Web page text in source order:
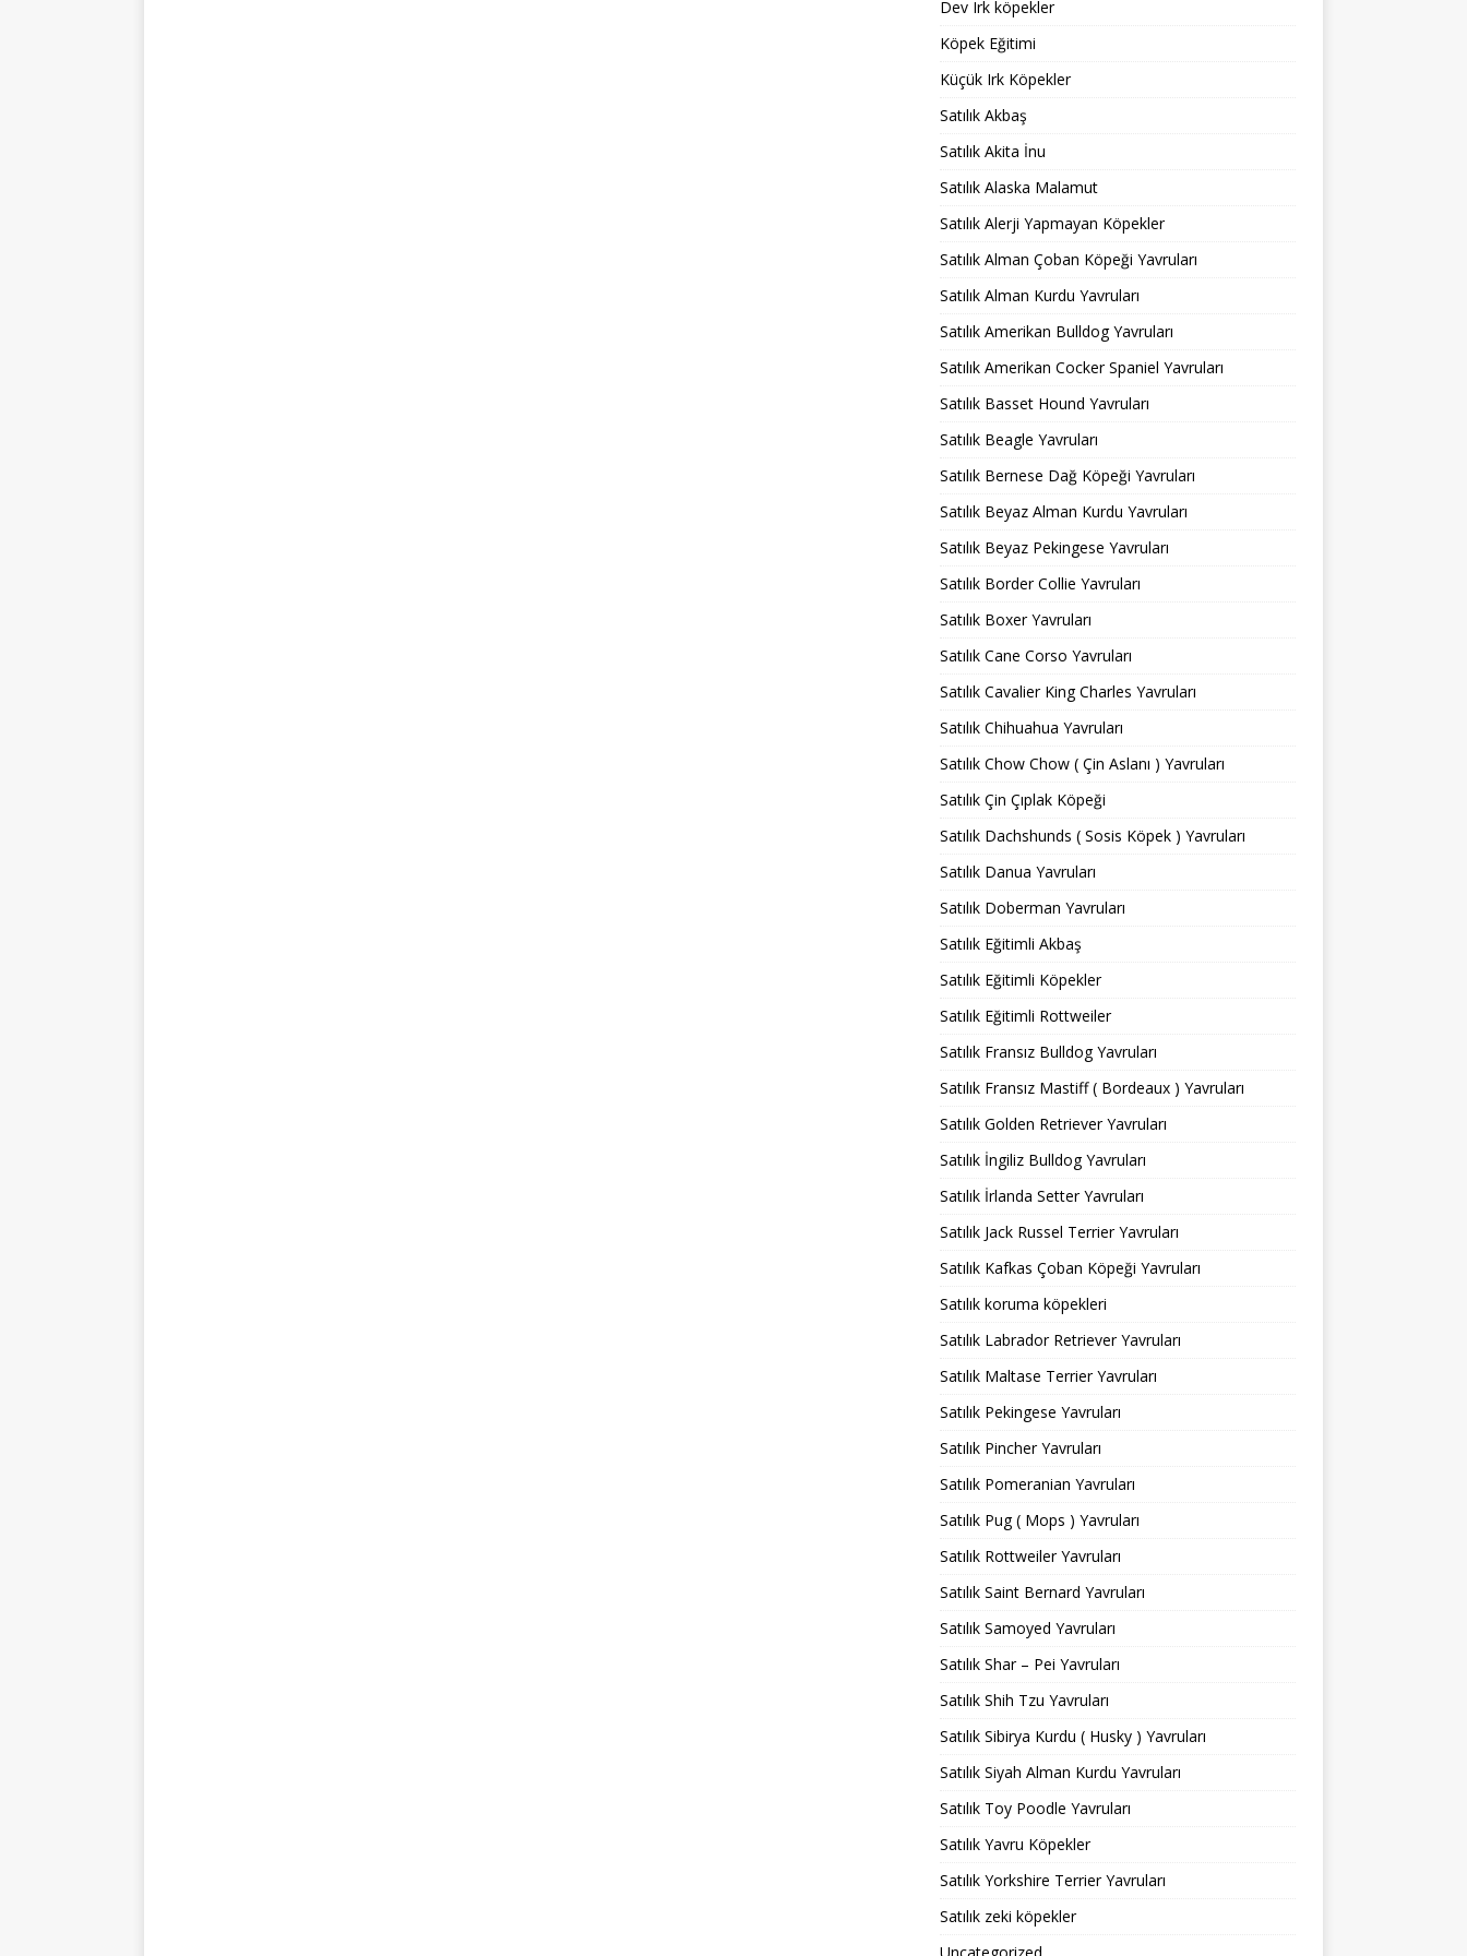
Dev Irk köpekler
Köpek Eğitimi
Küçük Irk Köpekler
Satılık Akbaş
Satılık Akita İnu
Satılık Alaska Malamut
Satılık Alerji Yapmayan Köpekler
Satılık Alman Çoban Köpeği Yavruları
Satılık Alman Kurdu Yavruları
Satılık Amerikan Bulldog Yavruları
Satılık Amerikan Cocker Spaniel Yavruları
Satılık Basset Hound Yavruları
Satılık Beagle Yavruları
Satılık Bernese Dağ Köpeği Yavruları
Satılık Beyaz Alman Kurdu Yavruları
Satılık Beyaz Pekingese Yavruları
Satılık Border Collie Yavruları
Satılık Boxer Yavruları
Satılık Cane Corso Yavruları
Satılık Cavalier King Charles Yavruları
Satılık Chihuahua Yavruları
Satılık Chow Chow ( Çin Aslanı ) Yavruları
Satılık Çin Çıplak Köpeği
Satılık Dachshunds ( Sosis Köpek ) Yavruları
Satılık Danua Yavruları
Satılık Doberman Yavruları
Satılık Eğitimli Akbaş
Satılık Eğitimli Köpekler
Satılık Eğitimli Rottweiler
Satılık Fransız Bulldog Yavruları
Satılık Fransız Mastiff ( Bordeaux ) Yavruları
Satılık Golden Retriever Yavruları
Satılık İngiliz Bulldog Yavruları
Satılık İrlanda Setter Yavruları
Satılık Jack Russel Terrier Yavruları
Satılık Kafkas Çoban Köpeği Yavruları
Satılık koruma köpekleri
Satılık Labrador Retriever Yavruları
Satılık Maltase Terrier Yavruları
Satılık Pekingese Yavruları
Satılık Pincher Yavruları
Satılık Pomeranian Yavruları
Satılık Pug ( Mops ) Yavruları
Satılık Rottweiler Yavruları
Satılık Saint Bernard Yavruları
Satılık Samoyed Yavruları
Satılık Shar – Pei Yavruları
Satılık Shih Tzu Yavruları
Satılık Sibirya Kurdu ( Husky ) Yavruları
Satılık Siyah Alman Kurdu Yavruları
Satılık Toy Poodle Yavruları
Satılık Yavru Köpekler
Satılık Yorkshire Terrier Yavruları
Satılık zeki köpekler